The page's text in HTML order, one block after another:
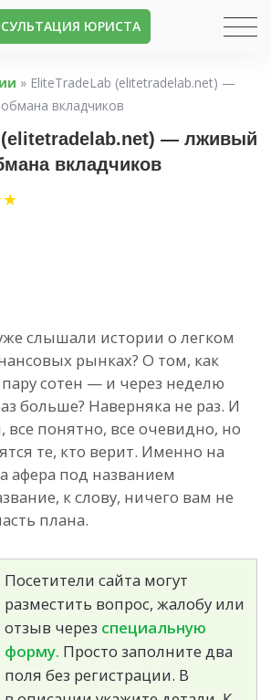
ЮРИСТА
» EliteTradeLab (elitetradelab.net) —
вкладчиков
(elitetradelab.net) — лживый
вкладчиков
★
слышали истории о легком
рынках? О том, как
сотен — и через неделю
больше? Наверняка не раз. И
все понятно, все очевидно, но
те, кто верит. Именно на
афера под названием
к слову, ничего вам не
плана.
Посетители сайта могут
разместить вопрос, жалобу или
отзыв через специальную
форму. Просто заполните два
поля без регистрации. В